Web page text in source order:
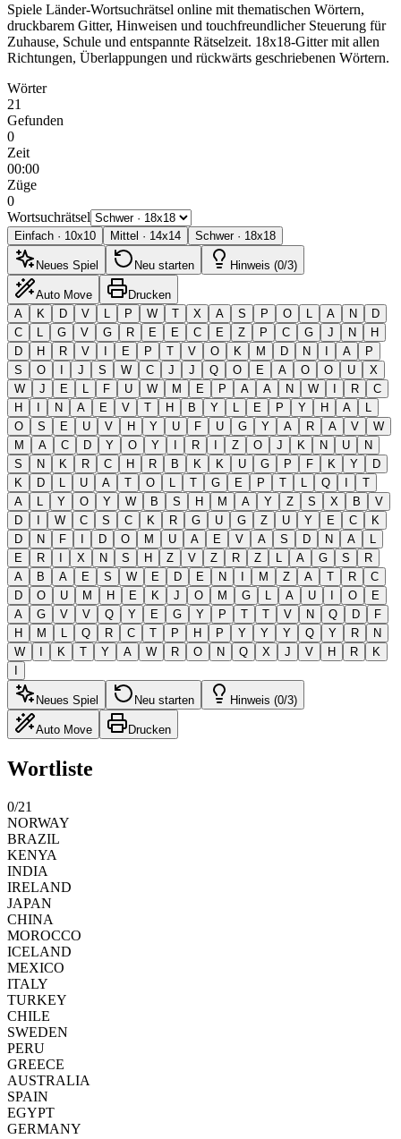
Spiele Länder-Wortsuchrätsel online mit thematischen Wörtern,
druckbarem Gitter, Hinweisen und touchfreundlicher Steuerung für
Zuhause, Schule und entspannte Rätselzeit. 18x18-Gitter mit allen
Richtungen, Überlappungen und rückwärts geschriebenen Wörtern.
Wörter
21
Gefunden
0
Zeit
00:00
Züge
0
Wortsuchrätsel
Einfach · 10x10 Mittel · 14x14 Schwer· 18x18
Neues Spiel Neu starten Hinweis (0/3)
Auto Move
Drucken
A
K D V L P W T X A S P O L A N
D
C
L G V G R E E C E Z P C G J N
H
D
H R V I E P T V O K M D N I A
P
S
O I J S W C J J Q O E A O O U
X
W
J E L F U W M E P A A N W I R
C
H
I N A E V T H B Y L E P Y H A
L
O
S E U V H Y U F U G Y A R A V
W
M
A C D Y O Y I R I Z O J K N U
N
S
N K R C H R B K K U G P F K Y
D
K
D L U A T O L T G E P T L Q I
T
A
L Y O Y W B S H M A Y Z S X B
V
D
I W C S C K R G U G Z U Y E C
K
D
N F I D O M U A E V A S D N A
L
E
R I X N S H Z V Z R Z L A G S
R
A
B A E S W E D E N I M Z A T R
C
D
O U M H E K J O M G L A U I O
E
A
G V V Q Y E G Y P T T V N Q D
F
H
M L Q R C T P H P Y Y Y Q Y R
N
W
I K T Y A W R O N Q X J V H R
K
I
Neues Spiel Neu starten Hinweis (0/3)
Auto Move Drucken
Wortliste
0/21
NORWAY
BRAZIL
KENYA
INDIA
IRELAND
JAPAN
CHINA
MOROCCO
ICELAND
MEXICO
ITALY
TURKEY
CHILE
SWEDEN
PERU
GREECE
AUSTRALIA
SPAIN
EGYPT
GERMANY